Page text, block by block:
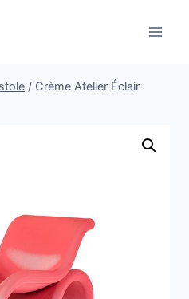
/ Crème Atelier Éclair